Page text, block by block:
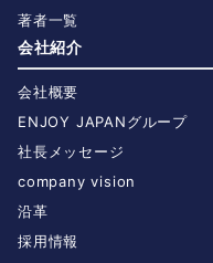
著者一覧
会社紹介
会社概要
ENJOY JAPANグループ
社長メッセージ
company vision
沿革
採用情報